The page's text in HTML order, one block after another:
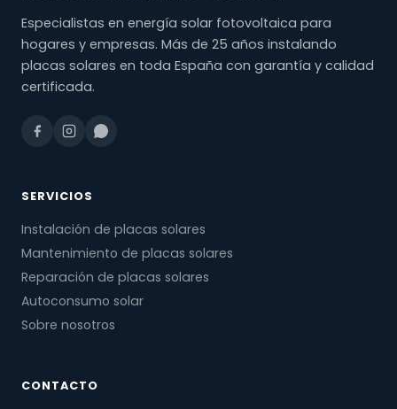
Especialistas en energía solar fotovoltaica para
hogares y empresas. Más de 25 años instalando
placas solares en toda España con garantía y calidad
certificada.
SERVICIOS
Instalación de placas solares
Mantenimiento de placas solares
Reparación de placas solares
Autoconsumo solar
Sobre nosotros
CONTACTO